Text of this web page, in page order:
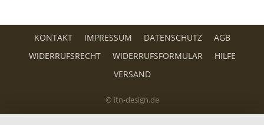
KONTAKT IMPRESSUM DATENSCHUTZ
AGB
WIDERRUFSRECHT
WIDERRUFSFORMULAR
HILFE
VERSAND
© itn-design.de